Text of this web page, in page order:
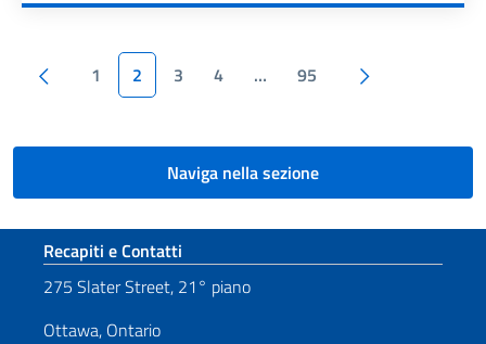
Paginazione
Pagina precedente
1 2 3 4 … 95
Naviga nella sezione
Sezione footer
Recapiti e Contatti
275 Slater Street, 21° piano
Ottawa, Ontario